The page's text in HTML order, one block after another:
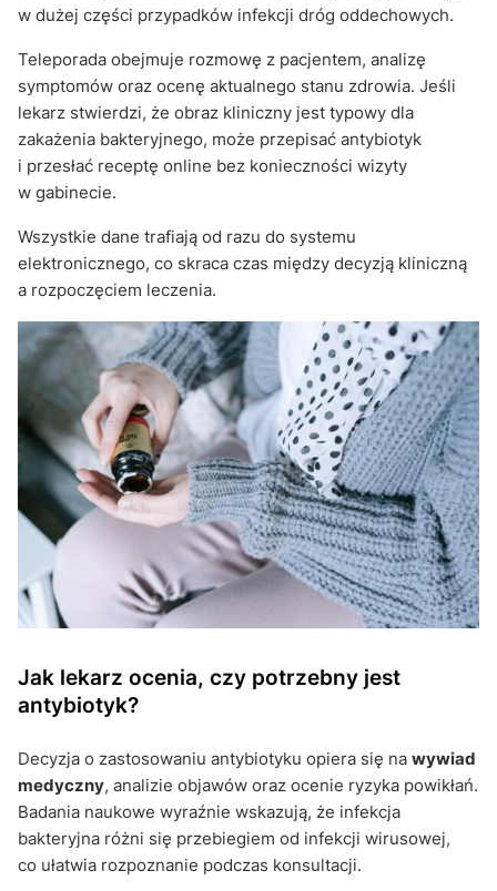
w dużej części przypadków infekcji dróg oddechowych.
Teleporada obejmuje rozmowę z pacjentem, analizę
symptomów oraz ocenę aktualnego stanu zdrowia. Jeśli
lekarz stwierdzi, że obraz kliniczny jest typowy dla
zakażenia bakteryjnego, może przepisać antybiotyk
i przesłać receptę online bez konieczności wizyty
w gabinecie.
Wszystkie dane trafiają od razu do systemu
elektronicznego, co skraca czas między decyzją kliniczną
a rozpoczęciem leczenia.
Jak lekarz ocenia, czy potrzebny jest
antybiotyk?
Decyzja o zastosowaniu antybiotyku opiera się na wywiad
medyczny, analizie objawów oraz ocenie ryzyka powikłań.
Badania naukowe wyraźnie wskazują, że infekcja
bakteryjna różni się przebiegiem od infekcji wirusowej,
co ułatwia rozpoznanie podczas konsultacji.